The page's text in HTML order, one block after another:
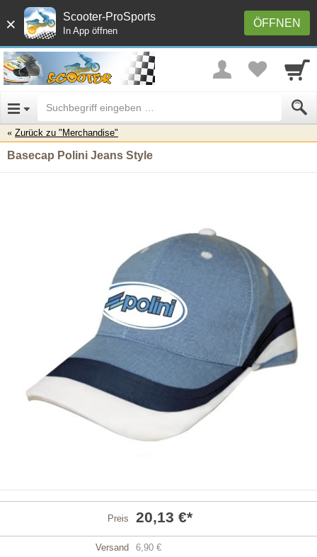
× ÖFFNEN
Scooter-ProSports
In App öffnen
Zurück zu "Merchandise"
Basecap Polini Jeans Style
Preis 20,13 €*
Versand 6,90 €